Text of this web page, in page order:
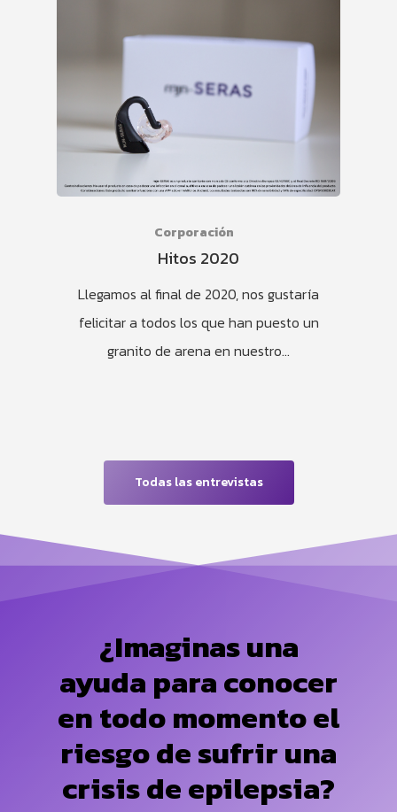
Corporación
Hitos 2020
Llegamos al final de 2020, nos gustaría
felicitar a todos los que han puesto un
granito de arena en nuestro…
Todas las entrevistas
¿Imaginas una
ayuda para conocer
en todo momento el
riesgo de sufrir una
crisis de epilepsia?